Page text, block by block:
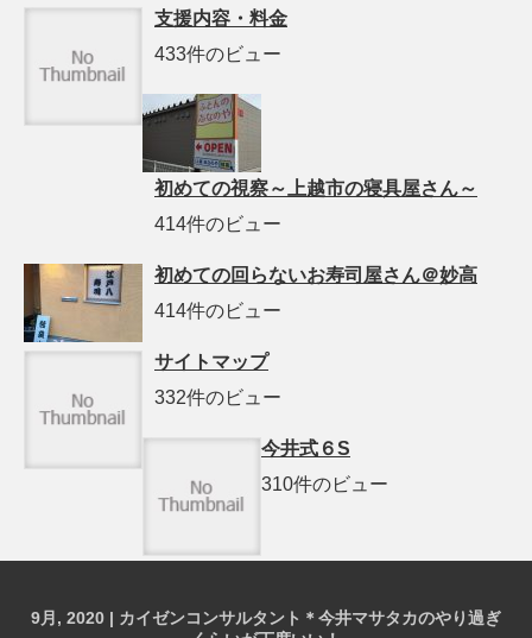
支援内容・料金
433件のビュー
初めての視察～上越市の寝具屋さん～
414件のビュー
初めての回らないお寿司屋さん＠妙高
414件のビュー
サイトマップ
332件のビュー
今井式６S
310件のビュー
9月, 2020 | カイゼンコンサルタント＊今井マサタカのやり過ぎ